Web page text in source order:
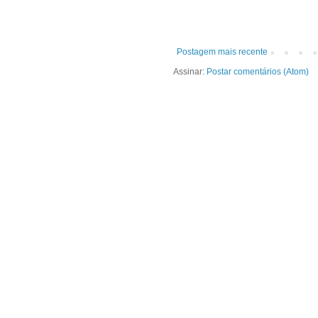
Postagem mais recente
Assinar: Postar comentários (Atom)